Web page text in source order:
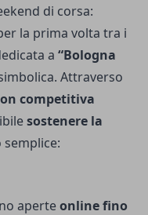
di corsa:
la prima volta tra i
a “Bologna
Attraverso
competitiva
sostenere la
aperteonline fino